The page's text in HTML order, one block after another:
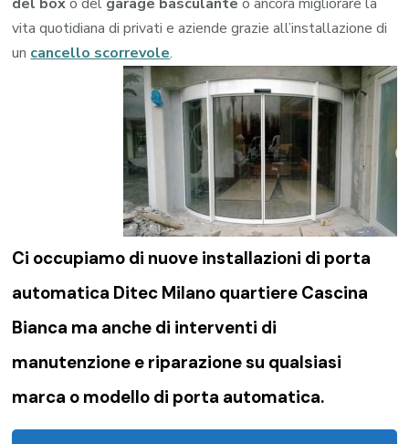
vita quotidiana di privati e aziende grazie all’installazione di
un cancello scorrevole.
Ci occupiamo di nuove installazioni di porta
automatica Ditec Milano quartiere Cascina
Bianca ma anche di interventi di
manutenzione e riparazione su qualsiasi
marca o modello di porta automatica.